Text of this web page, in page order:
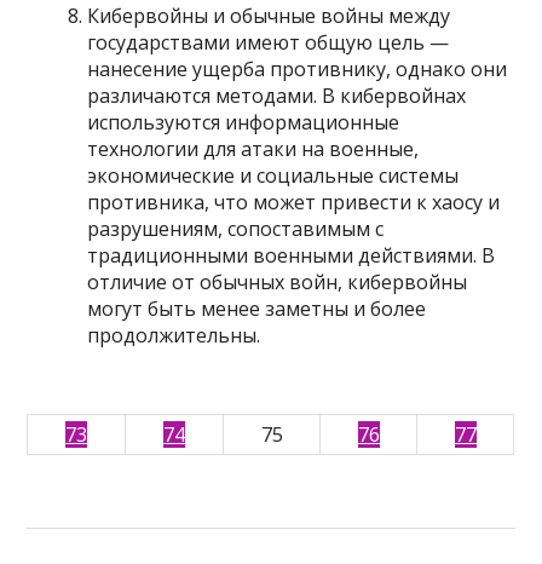
Кибервойны и обычные войны между
государствами имеют общую цель —
нанесение ущерба противнику, однако они
различаются методами. В кибервойнах
используются информационные
технологии для атаки на военные,
экономические и социальные системы
противника, что может привести к хаосу и
разрушениям, сопоставимым с
традиционными военными действиями. В
отличие от обычных войн, кибервойны
могут быть менее заметны и более
продолжительны.
73 74 75 76 77